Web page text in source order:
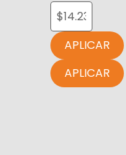
APLICAR
APLICAR